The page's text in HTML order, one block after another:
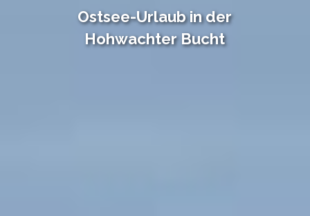
Ostsee-Urlaub in der
Hohwachter Bucht